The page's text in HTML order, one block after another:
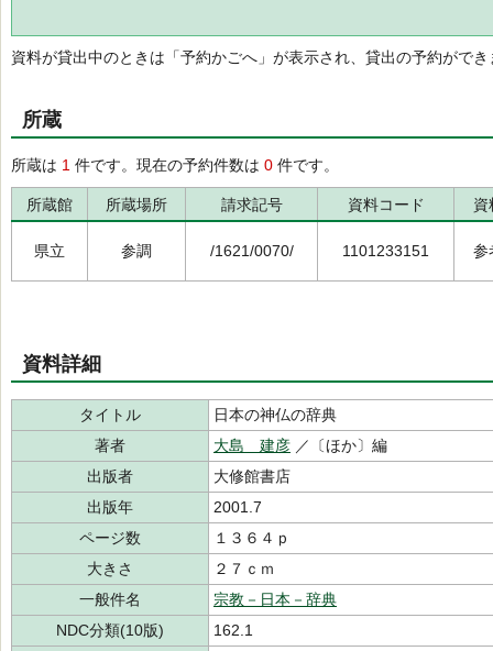
資料が貸出中のときは「予約かごへ」が表示され、貸出の予約ができ
所蔵
所蔵は 1 件です。現在の予約件数は 0 件です。
所蔵館 所蔵場所 請求記号 資料コード 資
県立 参調 /1621/0070/ 1101233151 参
資料詳細
タイトル
日本の神仏の辞典
著者
大島 建彦 ／〔ほか〕編
出版者
大修館書店
出版年
2001.7
ページ数
１３６４ｐ
大きさ
２７ｃｍ
一般件名
宗教－日本－辞典
NDC分類(10版)
162.1